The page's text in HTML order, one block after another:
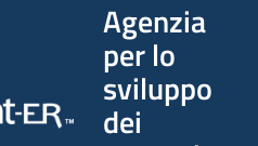
Agenzia
per lo
sviluppo
dei